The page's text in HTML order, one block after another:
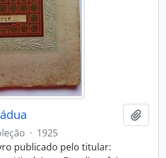
· 1925
publicado pelo titular: